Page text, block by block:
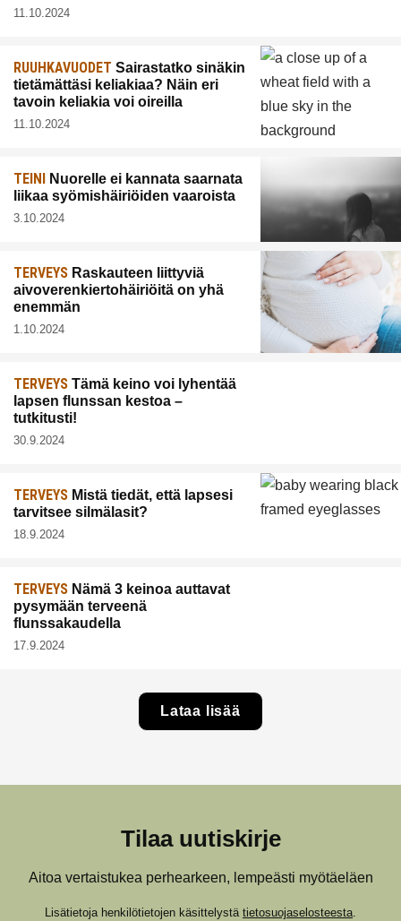
11.10.2024
RUUHKAVUODET Sairastatko sinäkin
tietämättäsi keliakiaa? Näin eri
tavoin keliakia voi oireilla
11.10.2024
TEINI
Nuorelle ei kannata saarnata
liikaa syömishäiriöiden vaaroista
3.10.2024
TERVEYS Raskauteen liittyviä
aivoverenkiertohäiriöitä on yhä
enemmän
1.10.2024
TERVEYS Tämä keino voi lyhentää
lapsen flunssan kestoa –
tutkitusti!
30.9.2024
TERVEYS Mistä tiedät, että lapsesi
tarvitsee silmälasit?
18.9.2024
TERVEYS Nämä 3 keinoa auttavat
pysymään terveenä
flunssakaudella
17.9.2024
Lataa lisää
Tilaa uutiskirje
Aitoa vertaistukea perhearkeen, lempeästi myötäeläen
Lisätietoja henkilötietojen käsittelystä tietosuojaselosteesta.